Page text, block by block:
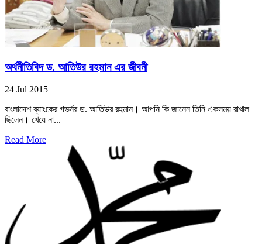
অর্থনীতিবিদ ড. আতিউর রহমান এর জীবনী
24 Jul 2015
বাংলাদেশ ব্যাংকের গভর্নর ড. আতিউর রহমান। আপনি কি জানেন তিনি একসময় রাখাল
ছিলেন। খেয়ে না...
Read More